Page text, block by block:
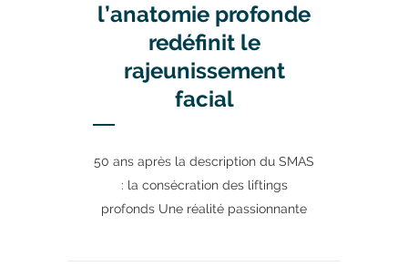
l’anatomie profonde
redéfinit le
rajeunissement
facial
50 ans après la description du SMAS
: la consécration des liftings
profonds Une réalité passionnante